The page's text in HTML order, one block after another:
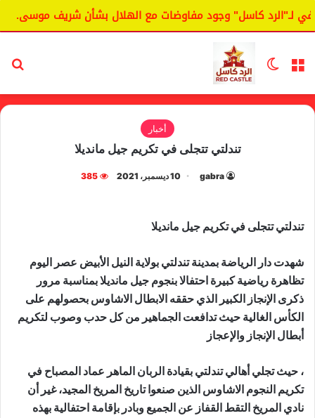
كاسل" وجود مفاوضات مع الهلال بشأن شريف موسى.
القائمة الوضع المظلم
أخبار
تندلتي تتجلى في تكريم جيل مانديلا
gabra 10 ديسمبر، 2021 385
تندلتي تتجلى في تكريم جيل مانديلا
شهدت دار الرياضة بمدينة تندلتي بولاية النيل الأبيض عصر اليوم
تظاهرة رياضية كبيرة احتفالا بنجوم جيل مانديلا بمناسبة مرور
ذكرى الإنجاز الكبير الذي حققه الابطال الاشاوس بحصولهم على
الكأس الغالية حيث تدافعت الجماهير من كل حدب وصوب لتكريم
أبطال الإنجاز والإعجاز
، حيث تجلي أهالي تندلتي بقيادة الربان الماهر عماد المصباح في
تكريم النجوم الاشاوس الذين صنعوا تاريخ المريخ المجيد، غير أن
نادي المريخ التقط القفاز عن الجميع وبادر بإقامة احتفالية بهذه